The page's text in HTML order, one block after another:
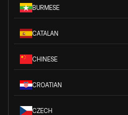
BURMESE
CATALAN
CHINESE
CROATIAN
CZECH